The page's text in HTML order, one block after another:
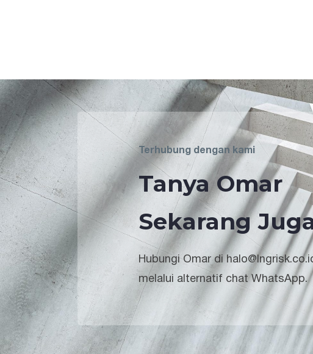
Terhubung dengan kami
Tanya Omar
Sekarang
Hubungi Omar di
melalui alternatif chat WhatsApp.